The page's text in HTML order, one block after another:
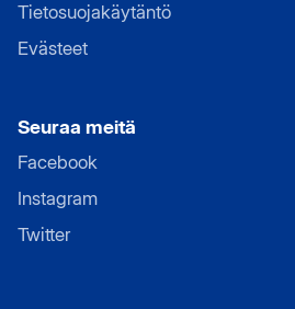
Tietosuojakäytäntö
Evästeet
Seuraa meitä
Facebook
Instagram
Twitter